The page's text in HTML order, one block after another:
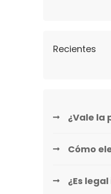
Recientes
¿Vale la
Cómo
¿Es